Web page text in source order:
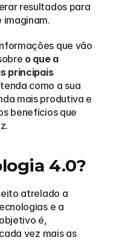
resultados para
imaginam.
que vão
o que a
principais
como a sua
mais produtiva e
benefícios que
4.0?
atrelado a
e a
é,
vez mais as